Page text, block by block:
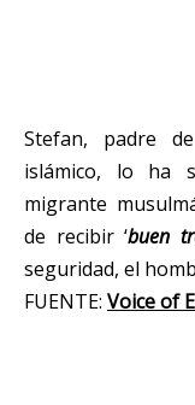
Stefan, padre
islámico, lo ha
migrante
de recibir ‘buen
seguridad, el
FUENTE: Voice of